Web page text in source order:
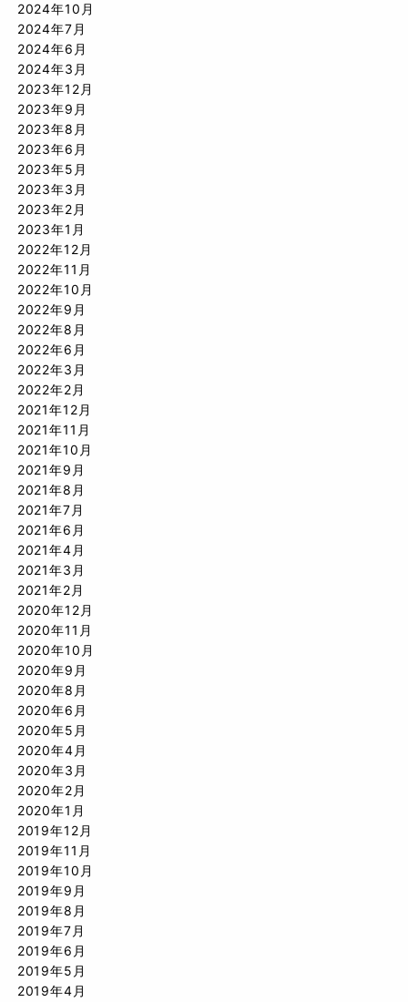
2024年10月
2024年7月
2024年6月
2024年3月
2023年12月
2023年9月
2023年8月
2023年6月
2023年5月
2023年3月
2023年2月
2023年1月
2022年12月
2022年11月
2022年10月
2022年9月
2022年8月
2022年6月
2022年3月
2022年2月
2021年12月
2021年11月
2021年10月
2021年9月
2021年8月
2021年7月
2021年6月
2021年4月
2021年3月
2021年2月
2020年12月
2020年11月
2020年10月
2020年9月
2020年8月
2020年6月
2020年5月
2020年4月
2020年3月
2020年2月
2020年1月
2019年12月
2019年11月
2019年10月
2019年9月
2019年8月
2019年7月
2019年6月
2019年5月
2019年4月